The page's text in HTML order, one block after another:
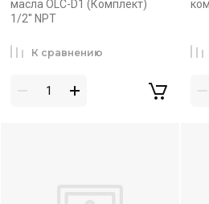
масла OLC-D1 (Комплект)
1/2'' NPT
К сравнению